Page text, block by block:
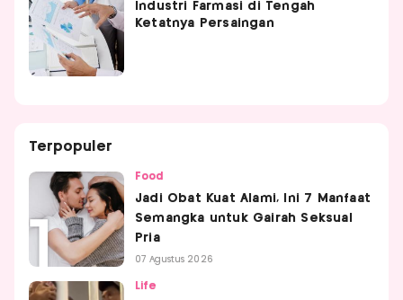
Industri Farmasi di Tengah
Ketatnya Persaingan
Terpopuler
Food
Jadi Obat Kuat Alami, Ini 7 Manfaat
Semangka untuk Gairah Seksual
Pria
07 Agustus 2026
Life